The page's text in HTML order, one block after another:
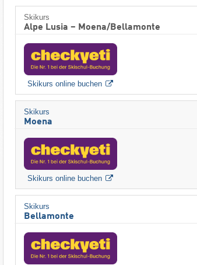
Skikurs
Alpe Lusia – Moena/​Bellamonte
Skikurs online buchen
Skikurs
Moena
Skikurs online buchen
Skikurs
Bellamonte